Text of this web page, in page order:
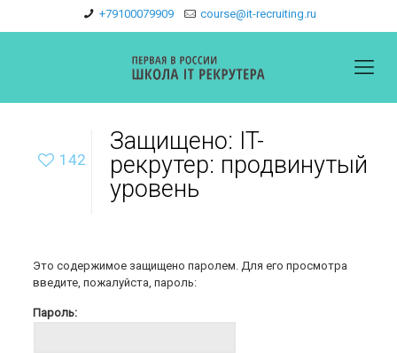
+79100079909 course@it-recruiting.ru
142
Защищено: IT-
рекрутер: продвинутый
уровень
Это содержимое защищено паролем. Для его просмотра
введите, пожалуйста, пароль:
Пароль: